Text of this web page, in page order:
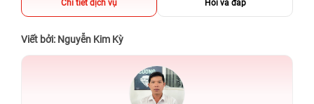
Chi tiết dịch vụ Hỏi và đáp
Viết bởi: Nguyễn Kim Kỳ